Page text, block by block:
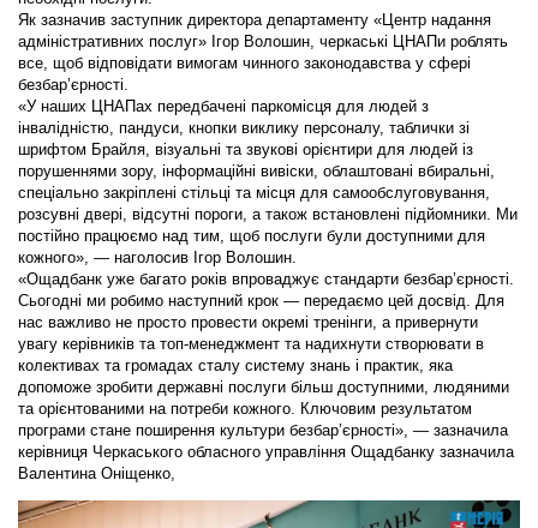
Як зазначив заступник директора департаменту «Центр надання
адміністративних послуг» Ігор Волошин, черкаські ЦНАПи роблять
все, щоб відповідати вимогам чинного законодавства у сфері
безбар’єрності.
«У наших ЦНАПах передбачені паркомісця для людей з
інвалідністю, пандуси, кнопки виклику персоналу, таблички зі
шрифтом Брайля, візуальні та звукові орієнтири для людей із
порушеннями зору, інформаційні вивіски, облаштовані вбиральні,
спеціально закріплені стільці та місця для самообслуговування,
розсувні двері, відсутні пороги, а також встановлені підйомники. Ми
постійно працюємо над тим, щоб послуги були доступними для
кожного», — наголосив Ігор Волошин.
«Ощадбанк уже багато років впроваджує стандарти безбар’єрності.
Сьогодні ми робимо наступний крок — передаємо цей досвід. Для
нас важливо не просто провести окремі тренінги, а привернути
увагу керівників та топ-менеджмент та надихнути створювати в
колективах та громадах сталу систему знань і практик, яка
допоможе зробити державні послуги більш доступними, людяними
та орієнтованими на потреби кожного. Ключовим результатом
програми стане поширення культури безбар’єрності», — зазначила
керівниця Черкаського обласного управління Ощадбанку зазначила
Валентина Оніщенко,